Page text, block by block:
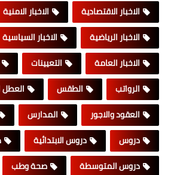
الاخبار الاقتصادية
الاخبار الامنية
الاخبار الرياضية
الاخبار السياسية
الاخبار العامة
التعيينات
الرواتب
الطقس
العقود والاجور
المدارس
دروس
دروس الابتدائية
دروس المتوسطة
صحة وطب